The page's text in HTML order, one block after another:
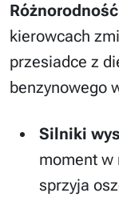
kierowcach
przesiadce z
benzynowego
Silniki
moment w
sprzyja